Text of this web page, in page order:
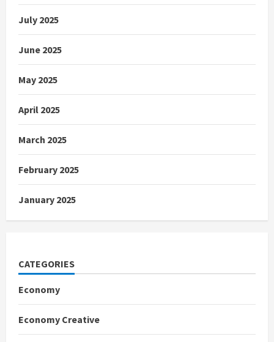
July 2025
June 2025
May 2025
April 2025
March 2025
February 2025
January 2025
CATEGORIES
Economy
Economy Creative